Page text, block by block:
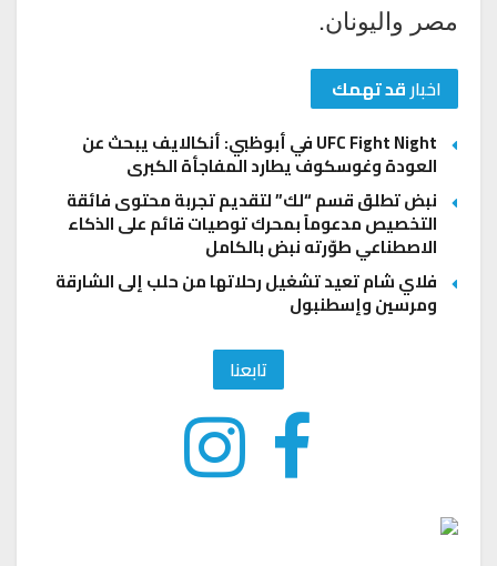
مصر واليونان.
اخبارقد تهمك
UFC Fight Night في أبوظبي: أنكالايف يبحث عن
العودة وغوسكوف يطارد المفاجأة الكبرى
نبض تطلق قسم “لك” لتقديم تجربة محتوى فائقة
التخصيص مدعوماً بمحرك توصيات قائم على الذكاء
الاصطناعي طوّرته نبض بالكامل
فلاي شام تعيد تشغيل رحلاتها من حلب إلى الشارقة
ومرسين وإسطنبول
تابعنا